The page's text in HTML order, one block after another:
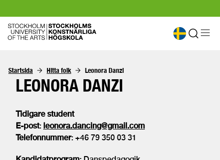
Startsida Hitta folk Leonora Danzi
LEONORA DANZI
Tidigare student
E-post: leonora.dancing@gmail.com
Telefonnummer: +46 79 350 03 31